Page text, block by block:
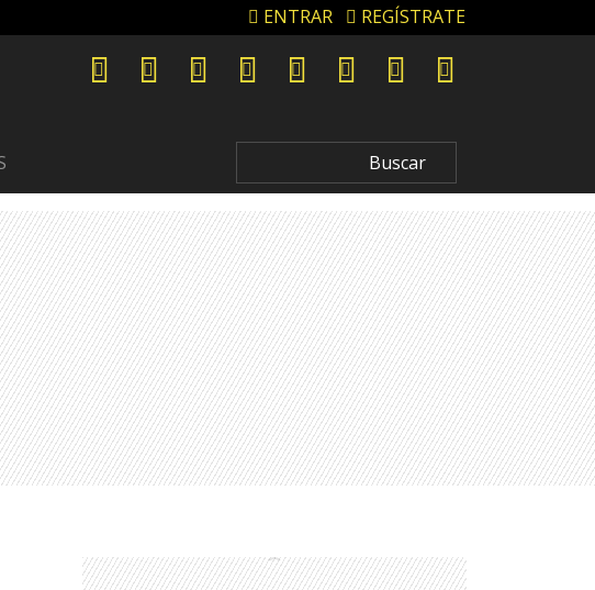
ENTRAR REGÍSTRATE